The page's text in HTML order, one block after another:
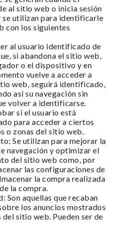
al sitio web o inicia sesión
se utilizan para identificarle
con los siguientes
al usuario identificado de
si abandona el sitio web,
o el dispositivo y en
vuelve a acceder a
web, seguirá identificado,
así su navegación sin
volver a identificarse.
si el usuario está
para acceder a ciertos
o zonas del sitio web.
Se utilizan para mejorar la
navegación y optimizar el
del sitio web como, por
las configuraciones de
la compra realizada
la compra.
Son aquellas que recaban
los anuncios mostrados
del sitio web. Pueden ser de